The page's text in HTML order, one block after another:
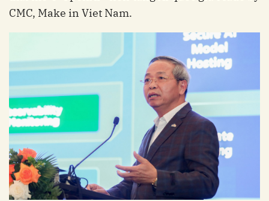
CMC, Make in Viet Nam.